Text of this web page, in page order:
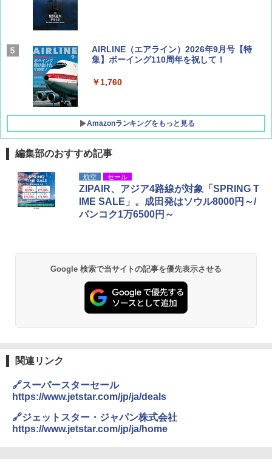
AIRLINE（エアライン）2026年9月号【特
集】ボーイング110周年を祝して！
￥1,760
Amazonランキングをもっと見る
D40 地球の歩き方 チェンマイ タイ北部の魅
力的な町 2026～2027 地球の歩き方D アジア
￥2,079
￥2,695
A09 地球の歩き方 イタリア 2026～2027 地
A26 地球の歩き方 チェコ ポーランド スロヴ
ァキア 2026～2027 地球の歩き方A ヨーロッ
[キャンパーズコレクション 山善] ポップアッ
プテント 傘みたいに広げて畳める パッとサ
ッとサンシェード キューブ フルクローズ メ
ッシュ 簡単設置 ワンタッチテント キャンプ
&ハイキング カーキ PATC-150(KH)
PYKES PEAK (パイクスピーク) 着替えテン
ト プライバシー テント 【中が透けない】 1
人用 折りたたみ 防災グッズ 災害用トイレ ビ
ーチ ピクニック ポップアップテント 携帯 簡
易 トイレテント (グレー)
テント ワンタッチ RENEW 幅200 2-3人用 43
500002(88859)
￥5,999
熊撃退スプレー 熊よけスプレー 熊スプレー
【日本企業販売】超強力クマ対策スプレー 30
0ml（連続噴射30秒）110ml（連続噴射15
秒）射程5～10m 安全ロック搭載 携帯収納袋
付き ヒグマ・イノシシ対策 自治体・教育機
￥3,680
GRANDOOR ステンレス保冷剤 2個セット 2
026リニューアル 急速冷凍 空間倍増 衛生的
BUNDOK(バンドック)ソロ ドーム 1 EX BDK
-08EX カーキ ソロキャンプ ポリエステル フ
レーム ドーム型 テント
￥-
編集部のおすすめ記事
航空 セール
ZIPAIR、アジア4路線が対象「SPRING T
IME SALE」。成田発はソウル8000円～/
バンコク1万6500円～
Google 検索で当サイトの記事を優先表示させる
関連リンク
🔗スーパースターセール
https://www.jetstar.com/jp/ja/deals
🔗ジェットスター・ジャパン株式会社
https://www.jetstar.com/jp/ja/home